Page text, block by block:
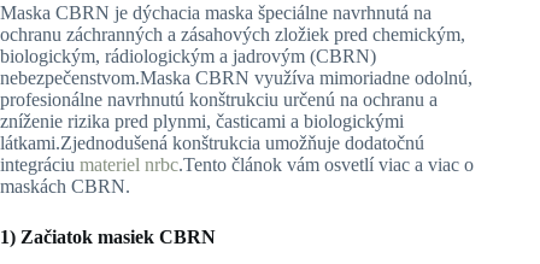
Maska CBRN je dýchacia maska špeciálne navrhnutá na
ochranu záchranných a zásahových zložiek pred chemickým,
biologickým, rádiologickým a jadrovým (CBRN)
nebezpečenstvom.Maska CBRN využíva mimoriadne odolnú,
profesionálne navrhnutú konštrukciu určenú na ochranu a
zníženie rizika pred plynmi, časticami a biologickými
látkami.Zjednodušená konštrukcia umožňuje dodatočnú
integráciu materiel nrbc.Tento článok vám osvetlí viac a viac o
maskách CBRN.
1) Začiatok masiek CBRN